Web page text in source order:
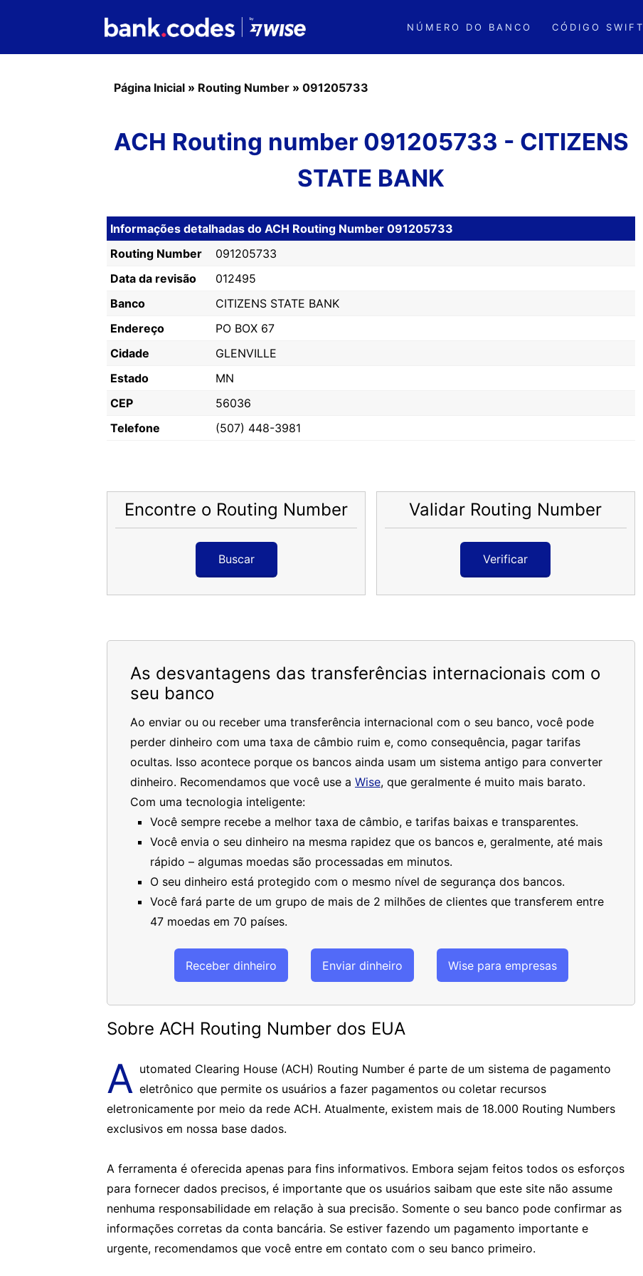
NÚMERO DO BANCO CÓDIGO SWIFT
Página Inicial » Routing Number » 091205733
ACH Routing number 091205733 - CITIZENS
STATE BANK
Informações detalhadas do ACH Routing Number 091205733
Routing Number
091205733
Data da revisão
012495
Banco
CITIZENS STATE BANK
Endereço
PO BOX 67
Cidade
GLENVILLE
Estado
MN
CEP
56036
Telefone
(507) 448-3981
Encontre o Routing Number
Buscar
Validar Routing Number
Verificar
As desvantagens das transferências internacionais com o
seu banco
Ao enviar ou ou receber uma transferência internacional com o seu banco, você pode
perder dinheiro com uma taxa de câmbio ruim e, como consequência, pagar tarifas
ocultas. Isso acontece porque os bancos ainda usam um sistema antigo para converter
dinheiro. Recomendamos que você use a Wise, que geralmente é muito mais barato.
Com uma tecnologia inteligente:
Você sempre recebe a melhor taxa de câmbio, e tarifas baixas e transparentes.
Você envia o seu dinheiro na mesma rapidez que os bancos e, geralmente, até mais
rápido – algumas moedas são processadas em minutos.
O seu dinheiro está protegido com o mesmo nível de segurança dos bancos.
Você fará parte de um grupo de mais de 2 milhões de clientes que transferem entre
47 moedas em 70 países.
Receber dinheiro Enviar dinheiro Wise para empresas
Sobre ACH Routing Number dos EUA
A utomated Clearing House (ACH) Routing Number é parte de um sistema de pagamento
eletrônico que permite os usuários a fazer pagamentos ou coletar recursos
eletronicamente por meio da rede ACH. Atualmente, existem mais de 18.000 Routing Numbers
exclusivos em nossa base dados.
A ferramenta é oferecida apenas para fins informativos. Embora sejam feitos todos os esforços
para fornecer dados precisos, é importante que os usuários saibam que este site não assume
nenhuma responsabilidade em relação à sua precisão. Somente o seu banco pode confirmar as
informações corretas da conta bancária. Se estiver fazendo um pagamento importante e
urgente, recomendamos que você entre em contato com o seu banco primeiro.